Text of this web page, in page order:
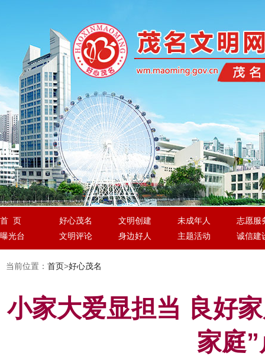
首 页 好心茂名 文明创建 未成年人
志愿服
曝光台
文明评论 身边好人 主题活动 诚信建
当前位置： 首页>好心茂名
小家大爱显担当 良好
家庭